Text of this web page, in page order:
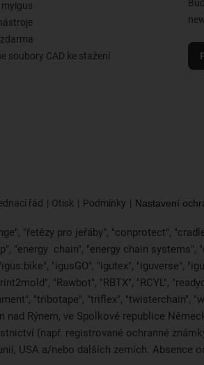
soubory CAD ke stažení
řád Otisk Podmínky Nastavení
"řetězy pro jeřáby", "conprotect",
"energy chain", "energy chain systems",
"igusGO", "igutex", "iguverse",
"Rawbot", "RBTX", "RCYL",
"tribotape", "triflex", "twisterchain",
nad Rýnem, ve Spolkové republice
(např. registrované ochranné
USA a/nebo dalších zemích. Absence